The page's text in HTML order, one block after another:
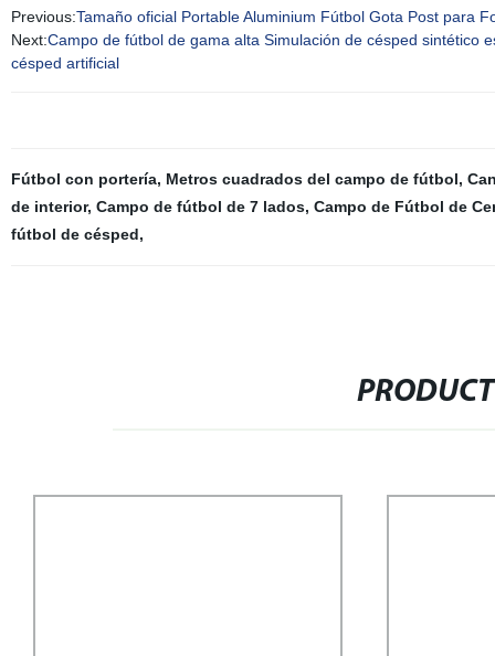
Previous:Tamaño oficial Portable Aluminium Fútbol Gota Post para
Next:Campo de fútbol de gama alta Simulación de césped sintético
césped artificial
Fútbol con portería, Metros cuadrados del campo de fútbol,
de interior, Campo de fútbol de 7 lados, Campo de Fútbol de
fútbol de césped,